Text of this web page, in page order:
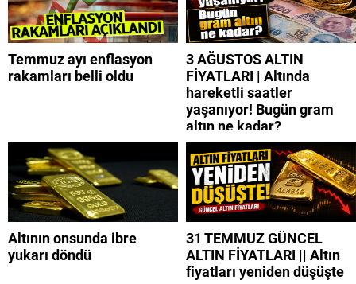
Temmuz ayı enflasyon
rakamları belli oldu
3 AĞUSTOS ALTIN
FİYATLARI | Altında
hareketli saatler
yaşanıyor! Bugün gram
altın ne kadar?
Altının onsunda ibre
yukarı döndü
31 TEMMUZ GÜNCEL
ALTIN FİYATLARI || Altın
fiyatları yeniden düşüşte